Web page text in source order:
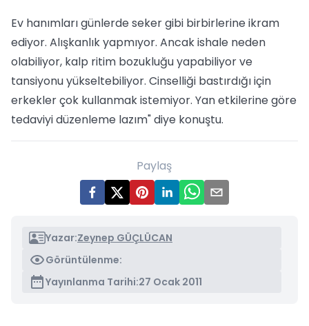
Ev hanımları günlerde seker gibi birbirlerine ikram
ediyor. Alışkanlık yapmıyor. Ancak ishale neden
olabiliyor, kalp ritim bozukluğu yapabiliyor ve
tansiyonu yükseltebiliyor. Cinselliği bastırdığı için
erkekler çok kullanmak istemiyor. Yan etkilerine göre
tedaviyi düzenleme lazım" diye konuştu.
Paylaş
Yazar:Zeynep GÜÇLÜCAN
Görüntülenme:
Yayınlanma Tarihi:27 Ocak 2011